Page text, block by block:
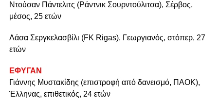
Ντούσαν Πάντελιτς (Ράντνικ Σουρντούλιτσα), Σέρβος,
μέσος, 25 ετών
Λάσα Σεργκελασβίλι (FK Rigas), Γεωργιανός, στόπερ, 27
ετών
ΕΦΥΓΑΝ
Γιάννης Μυστακίδης (επιστροφή από δανεισμό, ΠΑΟΚ),
Έλληνας, επιθετικός, 24 ετών